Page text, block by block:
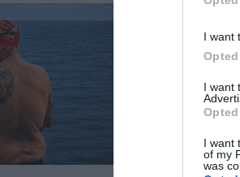
I want
I want
I want
of my
was